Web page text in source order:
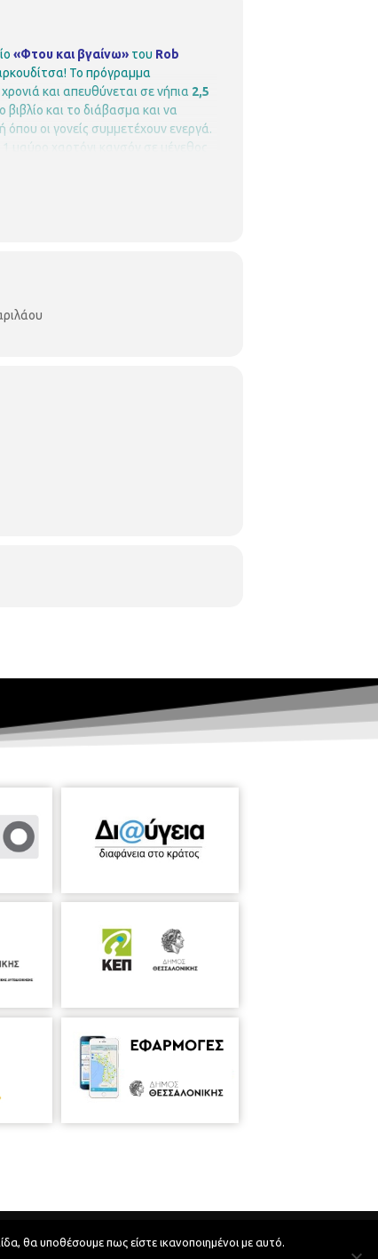
«Φτου και βγαίνω» του Rob
Το πρόγραμμα
και απευθύνεται σε νήπια 2,5
και το διάβασμα και να
οι γονείς συμμετέχουν ενεργά.
μαύρο χαρτόνι κανσόν σε μέγεθος
Developed byMyCompany Projects
θα υποθέσουμε πως είστε ικανοποιημένοι με αυτό.